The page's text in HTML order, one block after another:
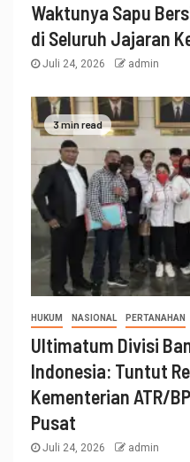
Waktunya Sapu
di Seluruh Jajaran
Juli 24, 2026 admin
3 min read
HUKUM NASIONAL PERTANAHAN
Ultimatum Divisi
Indonesia: Tuntut
Kementerian ATR/
Pusat
Juli 24, 2026 admin